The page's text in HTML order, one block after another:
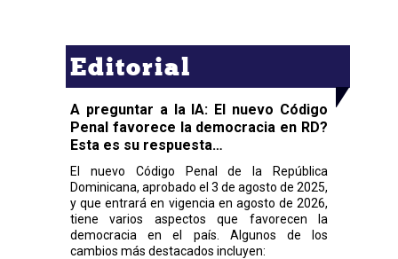
Editorial
A preguntar a la IA: El nuevo Código
Penal favorece la democracia en RD?
Esta es su respuesta…
El nuevo Código Penal de la República
Dominicana, aprobado el 3 de agosto de 2025,
y que entrará en vigencia en agosto de 2026,
tiene varios aspectos que favorecen la
democracia en el país. Algunos de los
cambios más destacados incluyen: